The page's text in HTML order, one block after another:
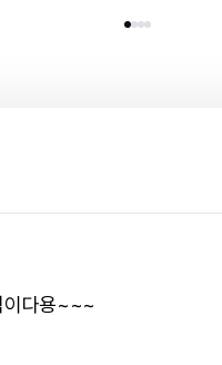
이다용~~~